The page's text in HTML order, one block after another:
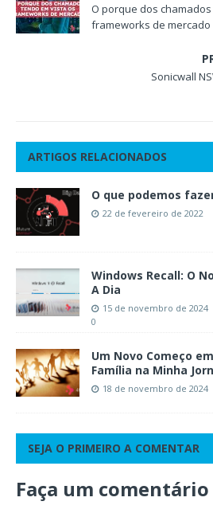
O porque dos
frameworks de mercado
Sonicwall
ARTIGOS RELACIONADOS
O que podemos
22 de fevereiro de 2022
Windows Recall: O
A Dia
15 de novembro de 2024
0
Um Novo Começo
Família na Minha
18 de novembro de 2024
SEJA O PRIMEIRO A COMENTAR
Faça um comentário